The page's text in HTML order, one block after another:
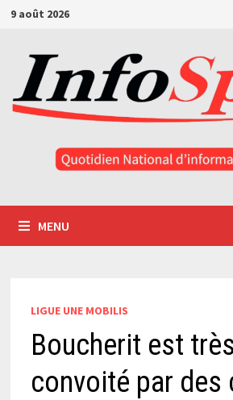
Passer
contenu
9 août 2026
MENU
LIGUE UNE MOBILIS
Boucherit est très
convoité par des